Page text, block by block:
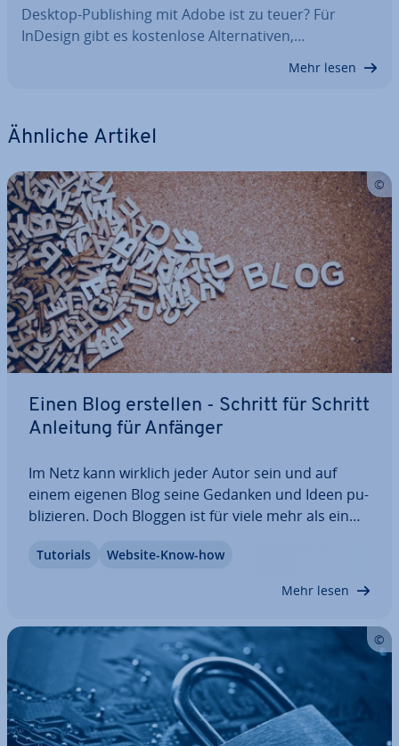
Desktop-Pu­bli­shing mit Adobe ist zu teuer? Für
InDesign gibt es kos­ten­lo­se Al­ter­na­ti­ven,…
Mehr lesen
Ähnliche Artikel
Einen Blog erstellen - Schritt für Schritt
Anleitung für Anfänger
Im Netz kann wirklich jeder Autor sein und auf
einem eigenen Blog seine Gedanken und Ideen pu­
bli­zie­ren. Doch Bloggen ist für viele mehr als ein
fes­sio­nel­len Blogging-Business mit­mi­schen und er­
Tutorials Website-Know-how
Mehr lesen